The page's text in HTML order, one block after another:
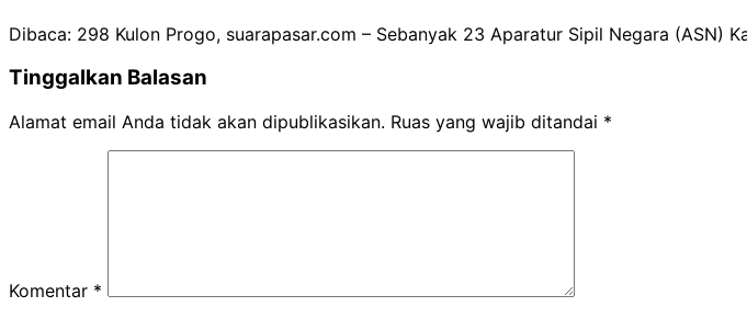
Dibaca: 298 Kulon Progo, suarapasar.com – Sebanyak 23 Aparatur Sipil Negara (ASN)
Tinggalkan Balasan
Alamat email Anda tidak akan dipublikasikan. Ruas yang wajib ditandai *
Komentar *